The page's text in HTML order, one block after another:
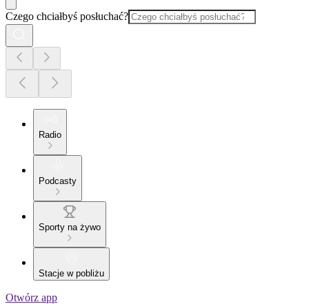
Czego chciałbyś posłuchać?
Radio
Podcasty
Sporty na żywo
Stacje w pobliżu
Otwórz app